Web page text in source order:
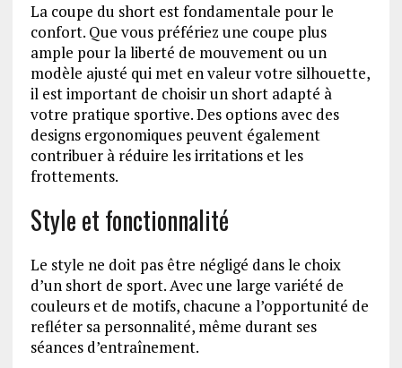
La coupe du short est fondamentale pour le
confort. Que vous préfériez une coupe plus
ample pour la liberté de mouvement ou un
modèle ajusté qui met en valeur votre silhouette,
il est important de choisir un short adapté à
votre pratique sportive. Des options avec des
designs ergonomiques peuvent également
contribuer à réduire les irritations et les
frottements.
Style et fonctionnalité
Le style ne doit pas être négligé dans le choix
d’un short de sport. Avec une large variété de
couleurs et de motifs, chacune a l’opportunité de
refléter sa personnalité, même durant ses
séances d’entraînement.